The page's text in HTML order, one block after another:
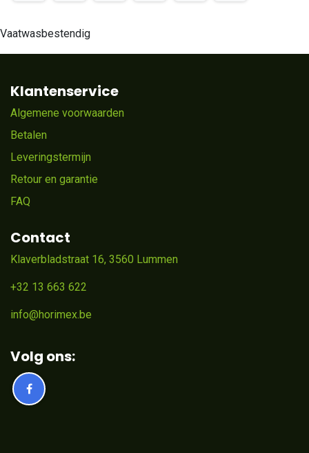
Vaatwasbestendig
Klantenservice
Algemene voorwaarden
Betalen
Leveringstermijn
Retour en garantie
FAQ
Contact
Klaverbladstraat 16, 3560 Lummen
+32 13 663 622
info@horimex.be
Volg ons: